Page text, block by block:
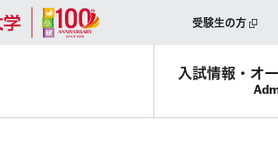
受験生の方
入試情報・ オ